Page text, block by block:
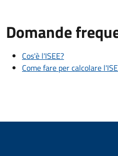
Domande
Cos'è l'ISEE?
Come fare per calcolare